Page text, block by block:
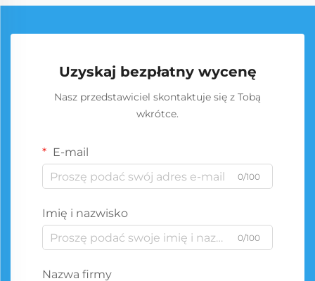
Uzyskaj bezpłatny wycenę
Nasz przedstawiciel skontaktuje się z Tobą
wkrótce.
E-mail
0/100
Imię i nazwisko
0/100
Nazwa firmy